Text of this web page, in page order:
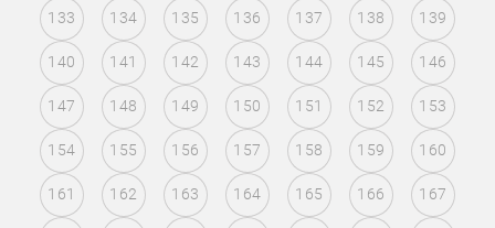
133 134 135 136 137 138 139
140 141 142 143 144 145 146
147 148 149 150 151 152 153
154 155 156 157 158 159 160
161 162 163 164 165 166 167